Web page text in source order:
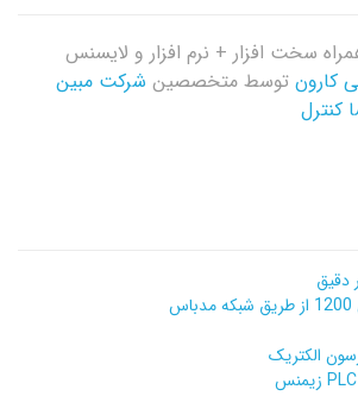
سخت افزار + نرم افزار و لایسنس
کارون توسط متخصصین شرکت مبین
کنترل
دقیق
الکتریک